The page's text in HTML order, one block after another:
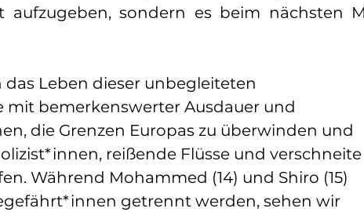
aufzugeben, sondern es beim nächsten
Leben dieser unbegleiteten
mit bemerkenswerter Ausdauer und
die Grenzen Europas zu überwinden und
reißende Flüsse und verschneite
Während Mohammed (14) und Shiro (15)
getrennt werden, sehen wir